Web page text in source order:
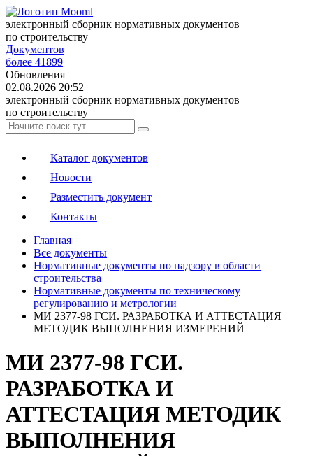
электронный сборник нормативных документов
по строительству
Документов
более 41899
Обновления
02.08.2026 20:52
электронный сборник нормативных документов
по строительству
Каталог документов
Новости
Разместить документ
Контакты
Главная
Все документы
Нормативные документы по надзору в области
строительства
Нормативные документы по техническому
регулированию и метрологии
МИ 2377-98 ГСИ. РАЗРАБОТКА И АТТЕСТАЦИЯ
МЕТОДИК ВЫПОЛНЕНИЯ ИЗМЕРЕНИЙ
МИ 2377-98 ГСИ.
РАЗРАБОТКА И
АТТЕСТАЦИЯ МЕТОДИК
ВЫПОЛНЕНИЯ